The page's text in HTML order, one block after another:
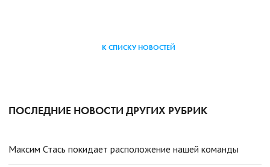
К СПИСКУ НОВОСТЕЙ
ПОСЛЕДНИЕ НОВОСТИ ДРУГИХ РУБРИК
Максим Стась покидает расположение нашей команды